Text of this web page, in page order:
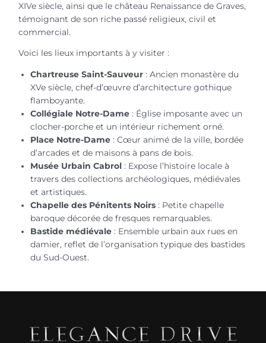
XIVe siècle, ainsi que le château Renaissance de Graves,
témoignant de son riche passé religieux, civil et
commercial.​
Voici les lieux importants à y visiter :
Chartreuse Saint-Sauveur: Ancien monastère du
XVe siècle, chef-d’œuvre d’architecture gothique
flamboyante.
Collégiale Notre-Dame: Église imposante avec un
clocher-porche et un intérieur richement orné.
Place Notre-Dame: Cœur animé de la ville, bordée
d’arcades et de maisons à pans de bois.
Musée Urbain Cabrol : Expose l’histoire locale à
travers des collections archéologiques, médiévales
et artistiques.
Chapelle des Pénitents Noirs: Petite chapelle
baroque décorée de fresques remarquables.
Bastide médiévale: Ensemble urbain aux rues en
damier, reflet de l’organisation typique des bastides
du Sud-Ouest.